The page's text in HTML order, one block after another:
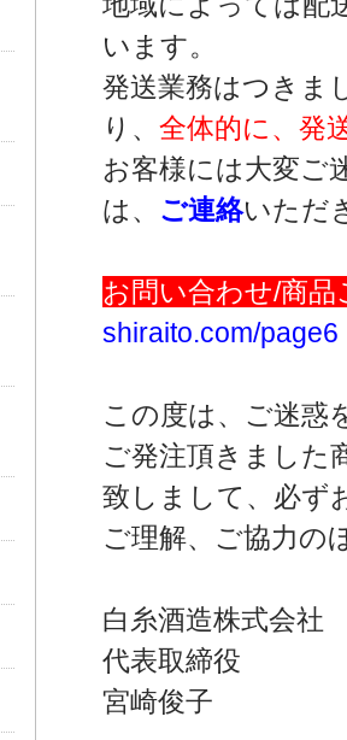
います。
発送業務はつきま
り、 全体的に、発
お客様には大変ご
は、 ご連絡いただ
お問い合わせ/商品
shiraito.com/page6
この度は、ご迷惑
ご発注頂きました
致しまして、必ず
ご理解、ご協力の
白糸酒造株式会社
代表取締役
宮崎俊子